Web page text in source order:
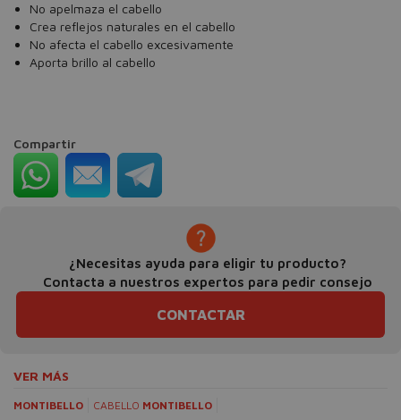
No apelmaza el cabello
Crea reflejos naturales en el cabello
No afecta el cabello excesivamente
Aporta brillo al cabello
Compartir
¿Necesitas ayuda para eligir tu producto?
Contacta a nuestros expertos para pedir consejo
CONTACTAR
VER MÁS
MONTIBELLO CABELLO MONTIBELLO